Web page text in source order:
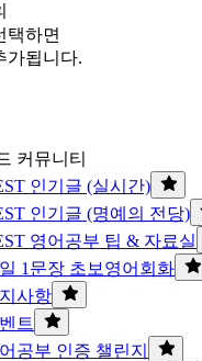
택하면
가됩니다.
커뮤니티
인기글 (실시간)
인기글 (명예의 전당)
영어공부 팁 & 자료실
1문장 초보영어회화
사항
트
공부 인증 챌린지